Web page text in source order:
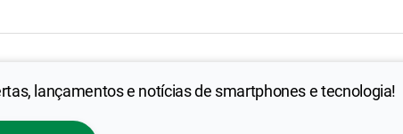
lançamentos e notícias de smartphones e tecnologia!